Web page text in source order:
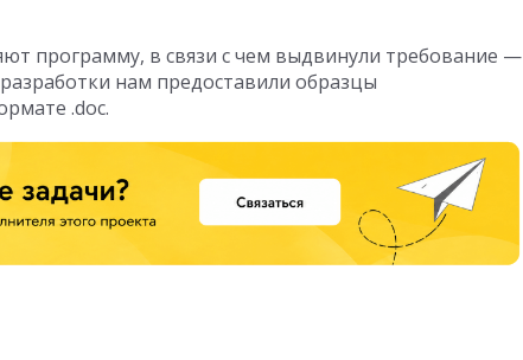
программу, в связи с чем выдвинули требование —
нам предоставили образцы
.doc.